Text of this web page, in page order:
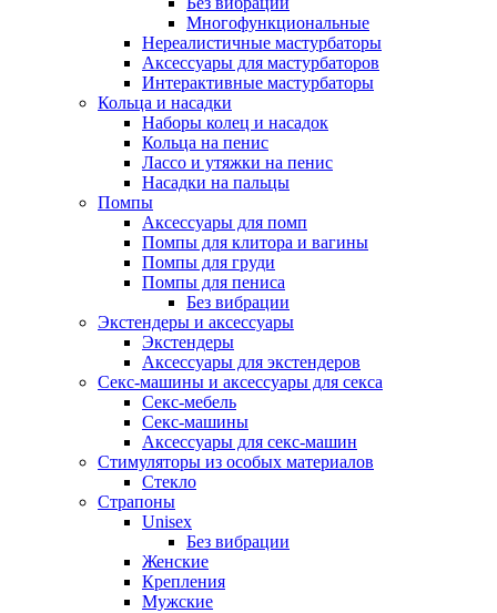
Многофункциональные
Нереалистичные мастурбаторы
Аксессуары для мастурбаторов
Интерактивные мастурбаторы
Кольца и насадки
Наборы колец и насадок
Кольца на пенис
Лассо и утяжки на пенис
Насадки на пальцы
Помпы
Аксессуары для помп
Помпы для клитора и вагины
Помпы для груди
Помпы для пениса
Без вибрации
Экстендеры и аксессуары
Экстендеры
Аксессуары для экстендеров
Секс-машины и аксессуары для секса
Секс-мебель
Секс-машины
Аксессуары для секс-машин
Стимуляторы из особых материалов
Стекло
Страпоны
Unisex
Без вибрации
Женские
Крепления
Мужские